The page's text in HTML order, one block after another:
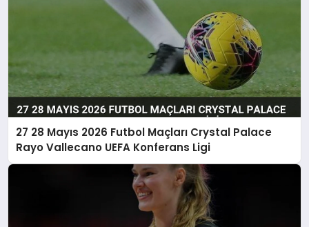
27 28 Mayıs 2026 Futbol Maçları Crystal Palace
Rayo Vallecano UEFA Konferans Ligi